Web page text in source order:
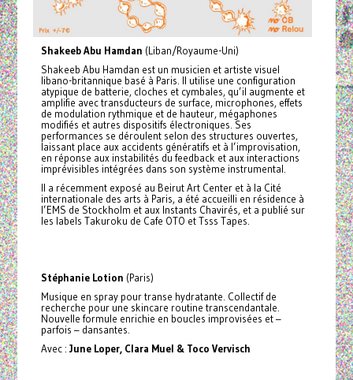
Shakeeb Abu Hamdan (Liban/Royaume-Uni)
Shakeeb Abu Hamdan est un musicien et artiste visuel
libano-britannique basé à Paris. Il utilise une configuration
atypique de batterie, cloches et cymbales, qu’il augmente et
amplifie avec transducteurs de surface, microphones, effets
de modulation rythmique et de hauteur, mégaphones
modifiés et autres dispositifs électroniques. Ses
performances se déroulent selon des structures ouvertes,
laissant place aux accidents génératifs et à l’improvisation,
en réponse aux instabilités du feedback et aux interactions
imprévisibles intégrées dans son système instrumental.
Il a récemment exposé au Beirut Art Center et à la Cité
internationale des arts à Paris, a été accueilli en résidence à
l’EMS de Stockholm et aux Instants Chavirés, et a publié sur
les labels Takuroku de Cafe OTO et Tsss Tapes.
Stéphanie Lotion (Paris)
Musique en spray pour transe hydratante. Collectif de
recherche pour une skincare routine transcendantale.
Nouvelle formule enrichie en boucles improvisées et –
parfois – dansantes.
Avec : June Loper, Clara Muel & Toco Vervisch